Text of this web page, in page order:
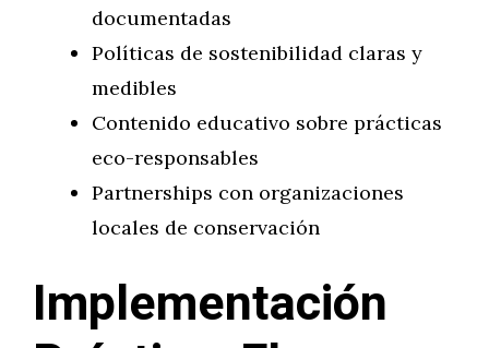
documentadas
Políticas de sostenibilidad claras y
medibles
Contenido educativo sobre prácticas
eco-responsables
Partnerships con organizaciones
locales de conservación
Implementación